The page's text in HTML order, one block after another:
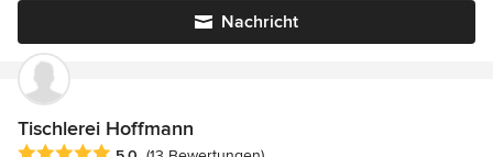
Nachricht
Tischlerei Hoffmann